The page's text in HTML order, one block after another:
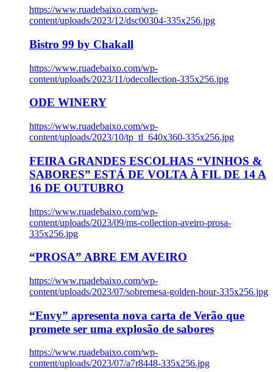
https://www.ruadebaixo.com/wp-
content/uploads/2023/12/dsc00304-335x256.jpg
Bistro 99 by Chakall
https://www.ruadebaixo.com/wp-
content/uploads/2023/11/odecollection-335x256.jpg
ODE WINERY
https://www.ruadebaixo.com/wp-
content/uploads/2023/10/tp_tl_640x360-335x256.jpg
FEIRA GRANDES ESCOLHAS “VINHOS &
SABORES” ESTÁ DE VOLTA À FIL DE 14 A
16 DE OUTUBRO
https://www.ruadebaixo.com/wp-
content/uploads/2023/09/ms-collection-aveiro-prosa-
335x256.jpg
“PROSA” ABRE EM AVEIRO
https://www.ruadebaixo.com/wp-
content/uploads/2023/07/sobremesa-golden-hour-335x256.jpg
“Envy” apresenta nova carta de Verão que
promete ser uma explosão de sabores
https://www.ruadebaixo.com/wp-
content/uploads/2023/07/a7r8448-335x256.jpg